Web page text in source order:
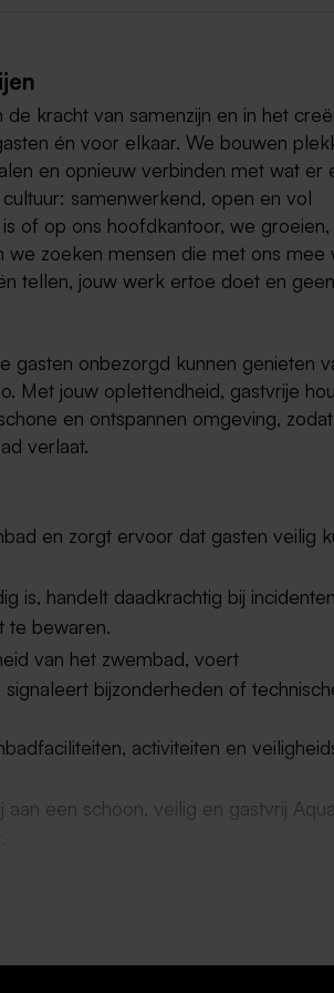
kracht van samenzijn en in het
én voor elkaar. We bouwen
en opnieuw verbinden met wat er
samenwerkend, open en vol
of op ons hoofdkantoor, we
we zoeken mensen die met ons mee
tellen, jouw werk ertoe doet en
gasten onbezorgd kunnen genieten
Met jouw oplettendheid, gastvrije
en ontspannen omgeving,
verlaat.
en zorgt ervoor dat gasten veilig
is, handelt daadkrachtig bij
te bewaren.
van het zwembad, voert
bijzonderheden of
activiteiten en
een schoon, veilig en gastvrij